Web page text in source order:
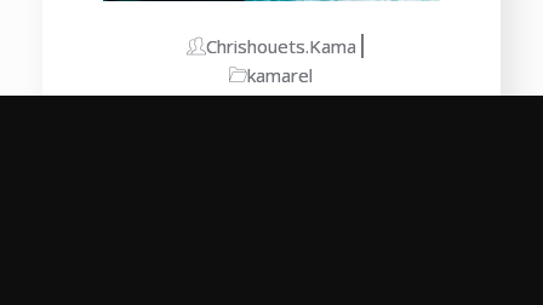
Chrishouets.kama
kamarel